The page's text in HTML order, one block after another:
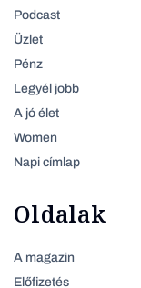
Podcast
Üzlet
Pénz
Legyél jobb
A jó élet
Women
Napi címlap
Oldalak
A magazin
Előfizetés